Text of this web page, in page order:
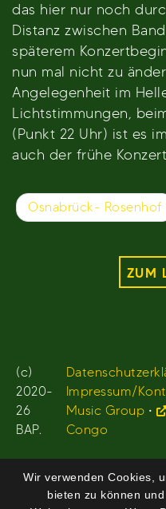
das hier nur noch
Distanz zwischen
späterem
nun mal nicht zu
Angelegenheit im
Lichtstimmungen,
(Punkt 22 Uhr) ist es
auch der frühe
Osnabrück- Rosenhof
ZUM
(c)
2020-
26
BAP.
Impressum/
Music Group •
Congo
Wir verwenden Cookies,
bieten zu können